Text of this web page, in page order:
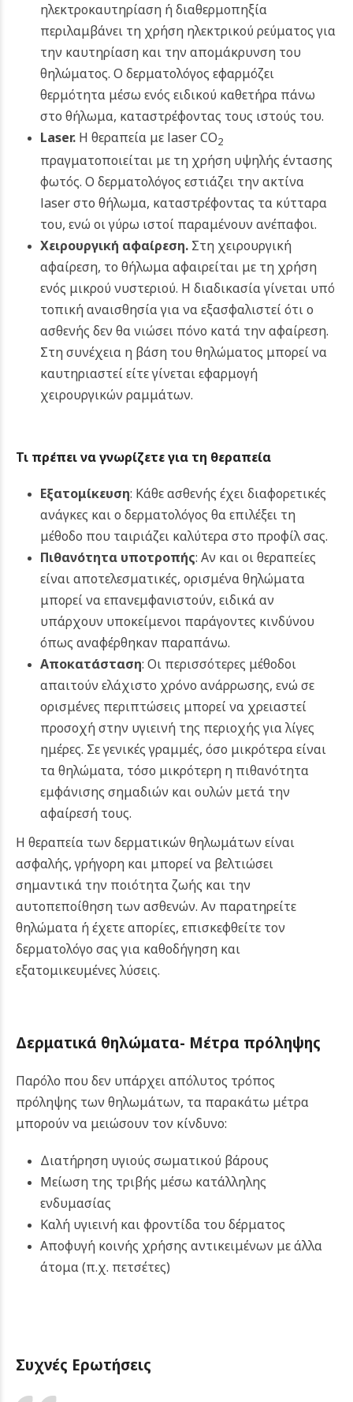
ηλεκτροκαυτηρίαση ή διαθερμοπηξία
περιλαμβάνει τη χρήση ηλεκτρικού ρεύματος για
την καυτηρίαση και την απομάκρυνση του
θηλώματος. Ο δερματολόγος εφαρμόζει
θερμότητα μέσω ενός ειδικού καθετήρα πάνω
στο θήλωμα, καταστρέφοντας τους ιστούς του.
Laser. Η θεραπεία με laser CO2
πραγματοποιείται με τη χρήση υψηλής έντασης
φωτός. Ο δερματολόγος εστιάζει την ακτίνα
laser στο θήλωμα, καταστρέφοντας τα κύτταρα
του, ενώ οι γύρω ιστοί παραμένουν ανέπαφοι.
Χειρουργική αφαίρεση. Στη χειρουργική
αφαίρεση, το θήλωμα αφαιρείται με τη χρήση
ενός μικρού νυστεριού. Η διαδικασία γίνεται υπό
τοπική αναισθησία για να εξασφαλιστεί ότι ο
ασθενής δεν θα νιώσει πόνο κατά την αφαίρεση.
Στη συνέχεια η βάση του θηλώματος μπορεί να
καυτηριαστεί είτε γίνεται εφαρμογή
χειρουργικών ραμμάτων.
Τι πρέπει να γνωρίζετε για τη θεραπεία
Εξατομίκευση: Κάθε ασθενής έχει διαφορετικές
ανάγκες και ο δερματολόγος θα επιλέξει τη
μέθοδο που ταιριάζει καλύτερα στο προφίλ σας.
Πιθανότητα υποτροπής: Αν και οι θεραπείες
είναι αποτελεσματικές, ορισμένα θηλώματα
μπορεί να επανεμφανιστούν, ειδικά αν
υπάρχουν υποκείμενοι παράγοντες κινδύνου
όπως αναφέρθηκαν παραπάνω.
Αποκατάσταση: Οι περισσότερες μέθοδοι
απαιτούν ελάχιστο χρόνο ανάρρωσης, ενώ σε
ορισμένες περιπτώσεις μπορεί να χρειαστεί
προσοχή στην υγιεινή της περιοχής για λίγες
ημέρες. Σε γενικές γραμμές, όσο μικρότερα είναι
τα θηλώματα, τόσο μικρότερη η πιθανότητα
εμφάνισης σημαδιών και ουλών μετά την
αφαίρεσή τους.
Η θεραπεία των δερματικών θηλωμάτων είναι
ασφαλής, γρήγορη και μπορεί να βελτιώσει
σημαντικά την ποιότητα ζωής και την
αυτοπεποίθηση των ασθενών. Αν παρατηρείτε
θηλώματα ή έχετε απορίες, επισκεφθείτε τον
δερματολόγο σας για καθοδήγηση και
εξατομικευμένες λύσεις.
Δερματικά θηλώματα- Μέτρα πρόληψης
Παρόλο που δεν υπάρχει απόλυτος τρόπος
πρόληψης των θηλωμάτων, τα παρακάτω μέτρα
μπορούν να μειώσουν τον κίνδυνο:
Διατήρηση υγιούς σωματικού βάρους
Μείωση της τριβής μέσω κατάλληλης
ενδυμασίας
Καλή υγιεινή και φροντίδα του δέρματος
Αποφυγή κοινής χρήσης αντικειμένων με άλλα
άτομα (π.χ. πετσέτες)
Συχνές Ερωτήσεις